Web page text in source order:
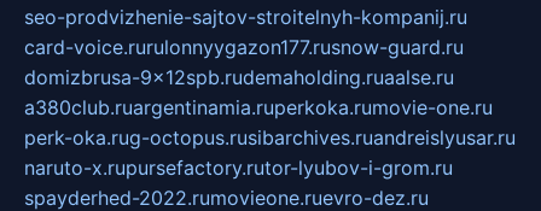
seo-prodvizhenie-sajtov-stroitelnyh-kompanij.ru
card-voice.rurulonnyygazon177.rusnow-guard.ru
domizbrusa-9x12spb.rudemaholding.ruaalse.ru
a380club.ruargentinamia.ruperkoka.rumovie-one.ru
perk-oka.rug-octopus.rusibarchives.ruandreislyusar.ru
naruto-x.rupursefactory.rutor-lyubov-i-grom.ru
spayderhed-2022.rumovieone.ruevro-dez.ru